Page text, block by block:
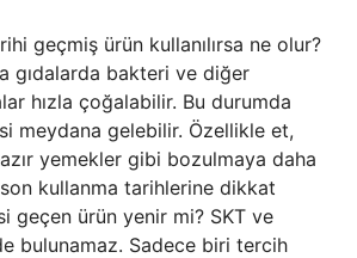
geçmiş ürün kullanılırsa ne olur?
gıdalarda bakteri ve diğer
hızla çoğalabilir. Bu durumda
meydana gelebilir. Özellikle et,
yemekler gibi bozulmaya daha
kullanma tarihlerine dikkat
geçen ürün yenir mi? SKT ve
bulunamaz. Sadece biri tercih